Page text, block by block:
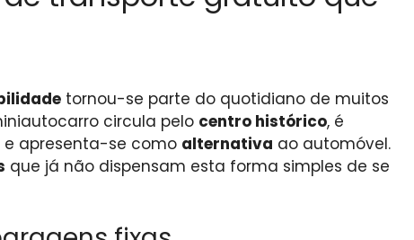
tornou-se parte do quotidiano de muitos
circula pelo centro histórico, é
e apresenta-se como alternativa ao automóvel.
que já não dispensam esta forma simples de se